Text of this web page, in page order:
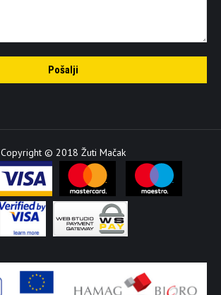
Copyright © 2018 Žuti Mačak